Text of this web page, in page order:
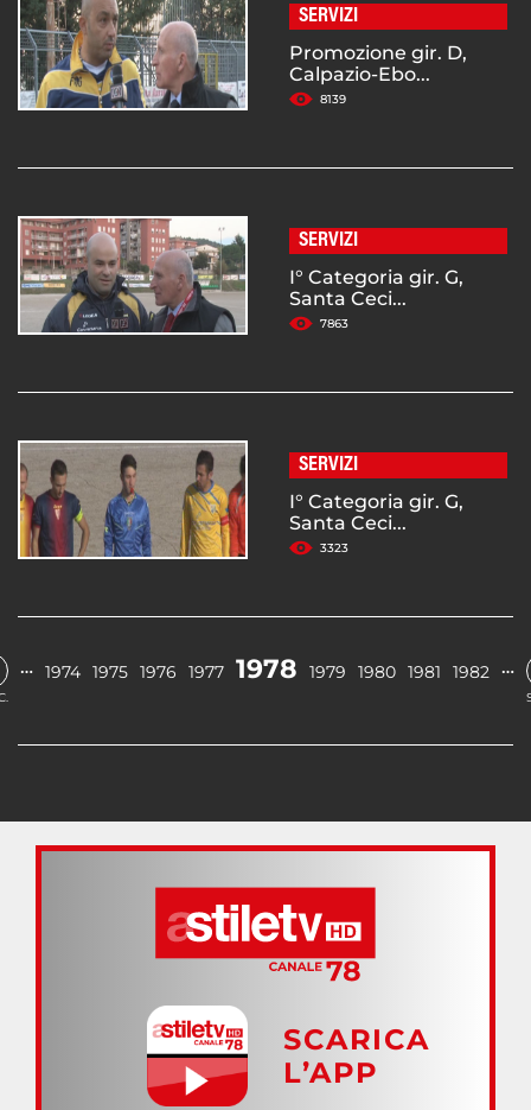
SERVIZI
Promozione gir. D,
Calpazio-Ebo...
8139
SERVIZI
I° Categoria gir. G,
Santa Ceci...
7863
SERVIZI
I° Categoria gir. G,
Santa Ceci...
3323
… 1974 1975 1976 1977 1978 1979 1980 1981 1982 …
SCARICA
L’APP